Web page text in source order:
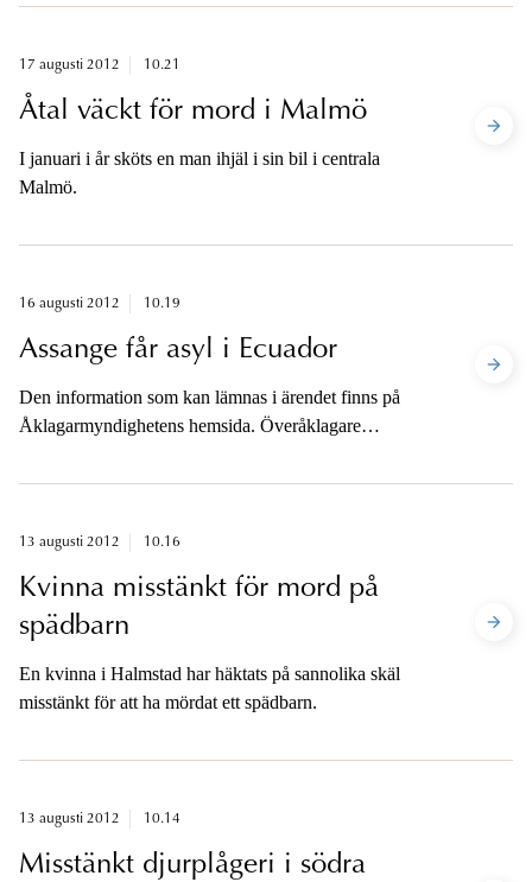
17 augusti 2012 10.21
Åtal väckt för mord i Malmö
I januari i år sköts en man ihjäl i sin bil i centrala
Malmö.
16 augusti 2012 10.19
Assange får asyl i Ecuador
Den information som kan lämnas i ärendet finns på
Åklagarmyndighetens hemsida. Överåklagare
lämna om hur ärendet handläggs och ger inga intervjuer
13 augusti 2012 10.16
Kvinna misstänkt för mord på
spädbarn
En kvinna i Halmstad har häktats på sannolika skäl
misstänkt för att ha mördat ett spädbarn.
13 augusti 2012 10.14
Misstänkt djurplågeri i södra